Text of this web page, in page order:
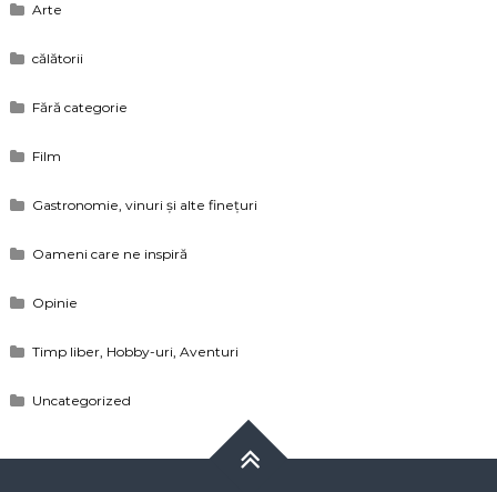
Arte
călătorii
Fără categorie
Film
Gastronomie, vinuri și alte finețuri
Oameni care ne inspiră
Opinie
Timp liber, Hobby-uri, Aventuri
Uncategorized